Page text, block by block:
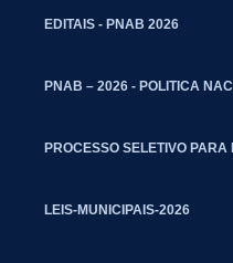
EDITAIS - PNAB 2026
PNAB – 2026 - POLITICA
PROCESSO SELETIVO
LEIS-MUNICIPAIS-2026